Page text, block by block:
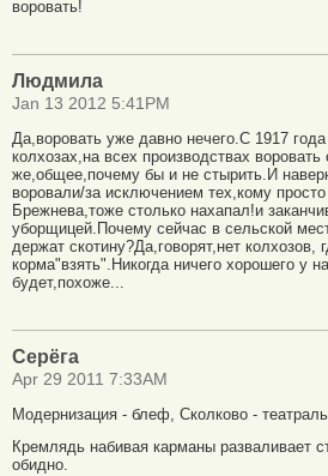
воровать!
Людмила
Jan 13 2012 5:41PM
Да,воровать уже давно нечего.С 1917
колхозах,на всех производствах
же,общее,почему бы и не стырить.И
воровали/за исключением тех,кому
Брежнева,тоже столько нахапал!и
уборщицей.Почему сейчас в сельской
держат скотину?Да,говорят,нет колхозов,
корма"взять".Никогда ничего хорошего у
будет,похоже...
Серёга
Apr 29 2011 7:33AM
Модернизация - блеф, Сколково -
Кремлядь набивая карманы разваливает
обидно.